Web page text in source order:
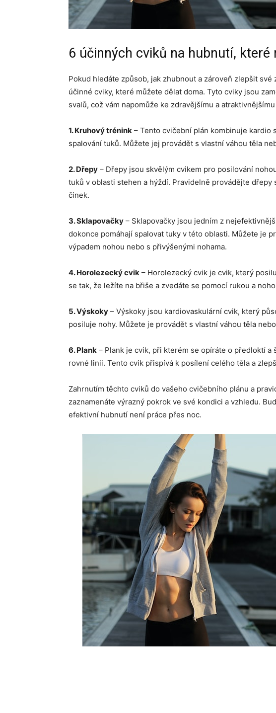
6 účinných cviků na hubnutí, které
Pokud hledáte způsob, jak zhubnout a zároveň zlepšit
účinné cviky, které můžete dělat doma. Tyto cviky jsou
svalů, což vám napomůže ke zdravějšímu a
1. Kruhový trénink – Tento cvičební plán kombinuje kardio
spalování tuků. Můžete jej provádět s vlastní váhou těla
2. Dřepy – Dřepy jsou skvělým cvikem pro posilování
tuků v oblasti stehen a hýždí. Pravidelně provádějte dřepy
činek.
3. Sklapovačky – Sklapovačky jsou jedním z
dokonce pomáhají spalovat tuky v této oblasti. Můžete je
výpadem nohou nebo s přivýšenými nohama.
4. Horolezecký cvik – Horolezecký cvik je cvik, který
se tak, že ležíte na břiše a zvedáte se pomocí rukou a
5. Výskoky – Výskoky jsou kardiovaskulární cvik, který
posiluje nohy. Můžete je provádět s vlastní váhou těla
6. Plank – Plank je cvik, při kterém se opíráte o předloktí
rovné linii. Tento cvik přispívá k posílení celého těla a
Zahrnutím těchto cviků do vašeho cvičebního plánu a
zaznamenáte výrazný pokrok ve své kondici a vzhledu.
efektivní hubnutí není práce přes noc.